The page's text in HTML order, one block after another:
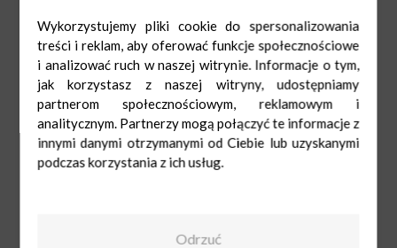
Wykorzystujemy pliki cookie do spersonalizowania
treści i reklam, aby oferować funkcje społecznościowe
i analizować ruch w naszej witrynie. Informacje o tym,
jak korzystasz z naszej witryny, udostępniamy
partnerom społecznościowym, reklamowym i
analitycznym. Partnerzy mogą połączyć te informacje z
innymi danymi otrzymanymi od Ciebie lub uzyskanymi
podczas korzystania z ich usług.
Odrzuć